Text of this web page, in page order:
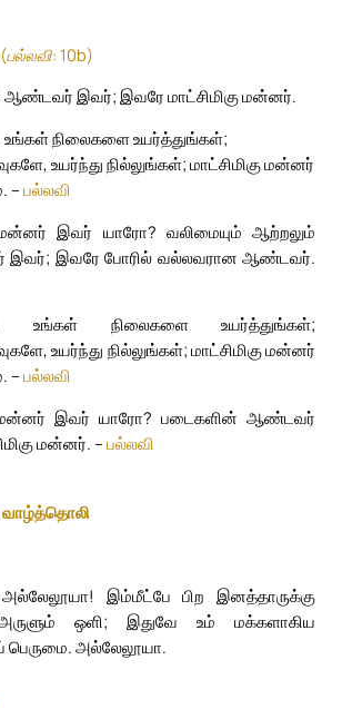
(பல்லவி: 10b)
இவர்; இவரே மாட்சிமிகு மன்னர்.
உங்கள் நிலைகளை உயர்த்துங்கள்;
உயர்ந்து நில்லுங்கள்; மாட்சிமிகு மன்னர்
–பல்லவி
மன்னர் இவர் யாரோ? வலிமையும் ஆற்றலும்
இவரே போரில் வல்லவரான ஆண்டவர்.
உங்கள் நிலைகளை உயர்த்துங்கள்;
உயர்ந்து நில்லுங்கள்; மாட்சிமிகு மன்னர்
–பல்லவி
மன்னர் இவர் யாரோ? படைகளின் ஆண்டவர்
மன்னர். – பல்லவி
வாழ்த்தொலி
இம்மீட்பே பிற இனத்தாருக்கு
அருளும் ஒளி; இதுவே உம் மக்களாகிய
பெருமை. அல்லேலூயா.